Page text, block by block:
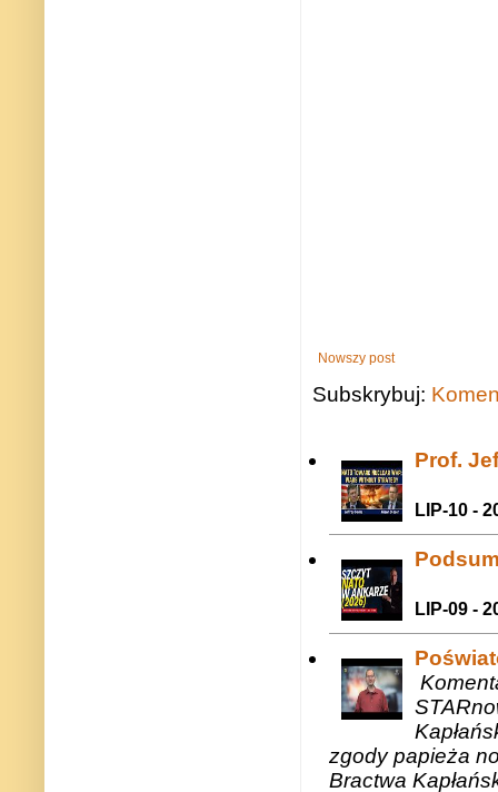
Nowszy post
Subskrybuj:
Prof.
LIP-10 -
LIP-09 -
zgody papieża
Bractwa